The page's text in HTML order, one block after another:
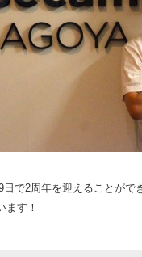
日で2周年を迎えることがで
ます！